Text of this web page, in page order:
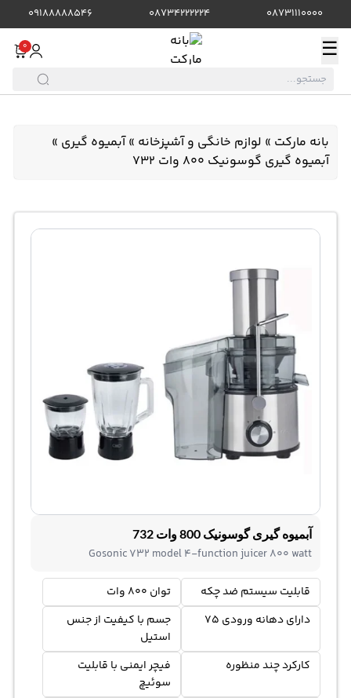
08731110000
08734222224
09188888546
☰
0
بانه مارکت » لوازم خانگی و آشپزخانه »آبمیوه گیری »
آبمیوه گیری گوسونیک 800 وات 732
آبمیوه گیری گوسونیک 800 وات 732
Gosonic 732 model 4-function juicer 800 watt
قابلیت‌ سیستم ضد چکه
توان 800 وات
دارای دهانه ورودی 75
جسم با کیفیت از جنس
استیل
کارکرد چند منظوره
فیچر ایمنی با قابلیت
سوئیچ